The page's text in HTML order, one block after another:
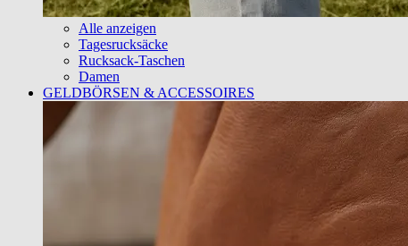
Alle anzeigen
Tagesrucksäcke
Rucksack-Taschen
Damen
GELDBÖRSEN & ACCESSOIRES